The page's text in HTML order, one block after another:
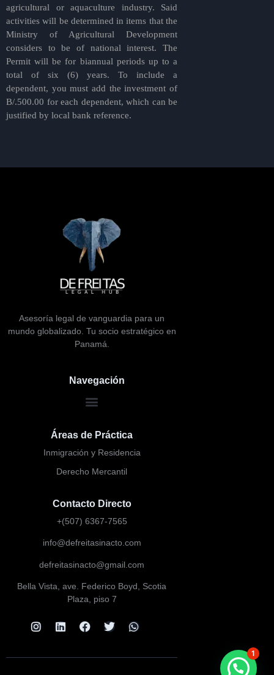
agricultural or aquaculture industry. Said
activities will be determined in items that the
Ministry of Agricultural Development
considers to be of national interest. The
Permit will be for biannual periods up to a
total of six (6) years. To include a
dependent, you must add the investment of
B/.500.00 for each dependent, which can be
justified by local bank reference.
Asesoría legal de vanguardia para un
mundo globalizado. Tu socio estratégico en
Panamá.
Navegación
Áreas de Práctica
Inmigración y Residencia
Derecho Mercantil
Contacto Directo
+(507) 6367-7565
info@defreitasinacto.com
defreitasinacto@gmail.com
Bella Vista, ave. Federico Boyd, Scotia
Plaza, piso 7
1